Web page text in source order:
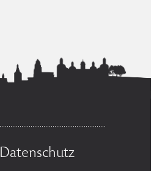
Datenschutz